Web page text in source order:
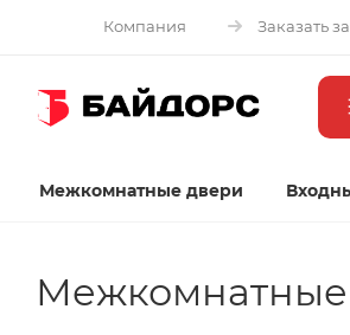
Компания Заказать
Межкомнатные двери
Межкомнатные